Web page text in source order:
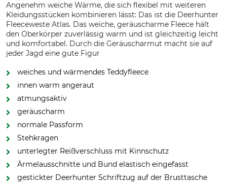
Angenehm weiche Wärme, die sich flexibel mit weiteren
Kleidungsstücken kombinieren lässt: Das ist die Deerhunter
Fleeceweste Atlas. Das weiche, geräuscharme Fleece hält
den Oberkörper zuverlässig warm und ist gleichzeitig leicht
und komfortabel. Durch die Geräuscharmut macht sie auf
jeder Jagd eine gute Figur
weiches und wärmendes Teddyfleece
innen warm angeraut
atmungsaktiv
geräuscharm
normale Passform
Stehkragen
unterlegter Reißverschluss mit Kinnschutz
Ärmelausschnitte und Bund elastisch eingefasst
gestickter Deerhunter Schriftzug auf der Brusttasche